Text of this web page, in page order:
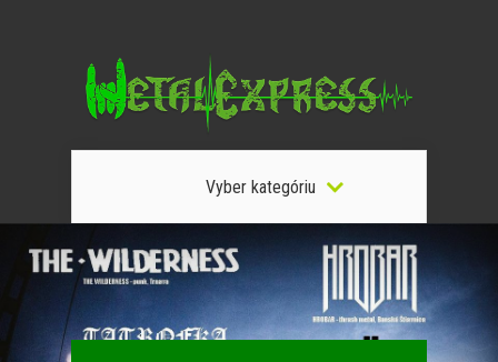
Vyber kategóriu